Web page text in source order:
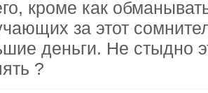
кроме как
за этот
деньги. Не стыдно
?